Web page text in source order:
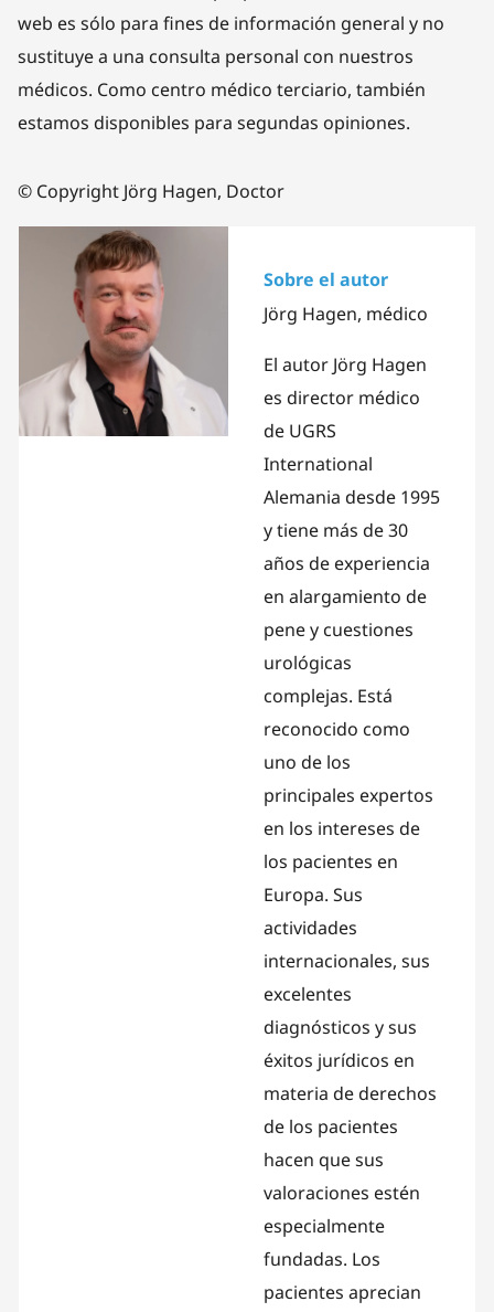
web es sólo para fines de información general y no
sustituye a una consulta personal con nuestros
médicos. Como centro médico terciario, también
estamos disponibles para segundas opiniones.
© Copyright Jörg Hagen, Doctor
Sobre el autor
Jörg Hagen, médico
El autor Jörg Hagen
es director médico
de UGRS
International
Alemania desde 1995
y tiene más de 30
años de experiencia
en alargamiento de
pene y cuestiones
urológicas
complejas. Está
reconocido como
uno de los
principales expertos
en los intereses de
los pacientes en
Europa. Sus
actividades
internacionales, sus
excelentes
diagnósticos y sus
éxitos jurídicos en
materia de derechos
de los pacientes
hacen que sus
valoraciones estén
especialmente
fundadas. Los
pacientes aprecian